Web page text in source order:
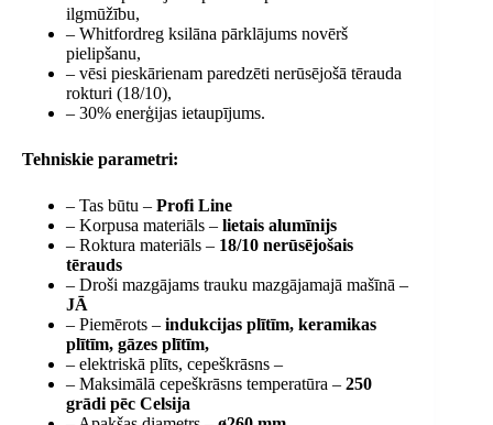
ilgmūžību,
– Whitfordreg ksilāna pārklājums novērš
pielipšanu,
– vēsi pieskārienam paredzēti nerūsējošā tērauda
rokturi (18/10),
– 30% enerģijas ietaupījums.
Tehniskie parametri:
– Tas būtu – Profi Line
– Korpusa materiāls – lietais alumīnijs
– Roktura materiāls – 18/10 nerūsējošais
tērauds
– Droši mazgājams trauku mazgājamajā mašīnā –
JĀ
– Piemērots – indukcijas plītīm, keramikas
plītīm, gāzes plītīm,
– elektriskā plīts, cepeškrāsns –
– Maksimālā cepeškrāsns temperatūra – 250
grādi pēc Celsija